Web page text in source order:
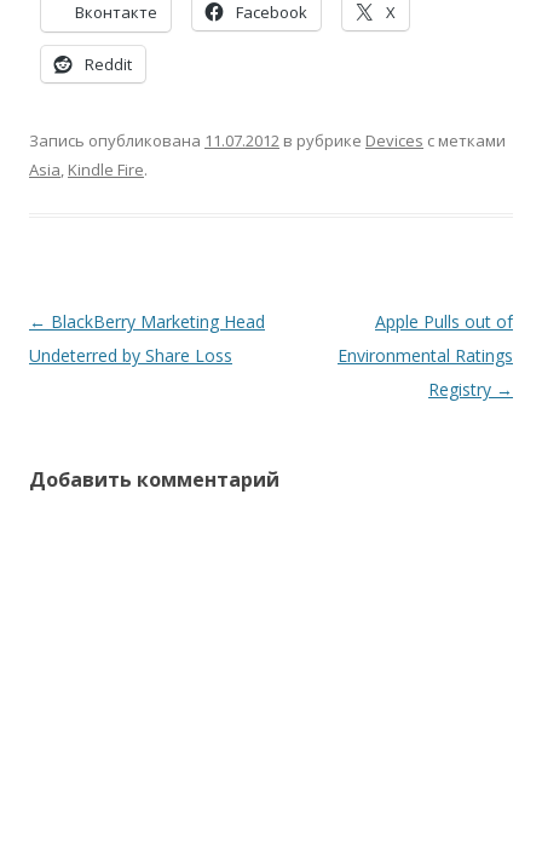
Вконтакте Facebook X
Reddit
Запись опубликована 11.07.2012 в рубрике Devices с метками
Asia, Kindle Fire.
Навигация
по
← BlackBerry Marketing Head
Undeterred by Share Loss
Apple Pulls out of
Environmental Ratings
Registry →
Добавить комментарий